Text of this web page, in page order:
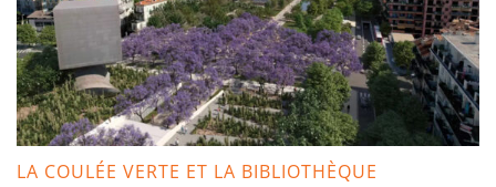
LA COULÉE VERTE ET LA BIBLIOTHÈQUE